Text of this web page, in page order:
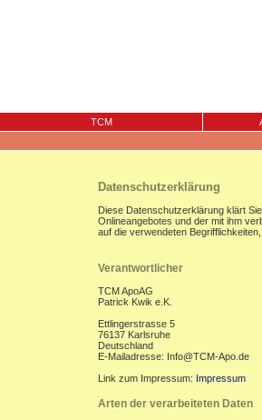
TCM
Datenschutzerklärung
Diese Datenschutzerklärung klärt
Onlineangebotes und der mit ihm
auf die verwendeten
Verantwortlicher
TCM ApoAG
Patrick Kwik e.K.
Ettlingerstrasse 5
76137 Karlsruhe
Deutschland
E-Mailadresse: Info@TCM-Apo.de
Link zum Impressum: Impressum
Arten der verarbeiteten Daten